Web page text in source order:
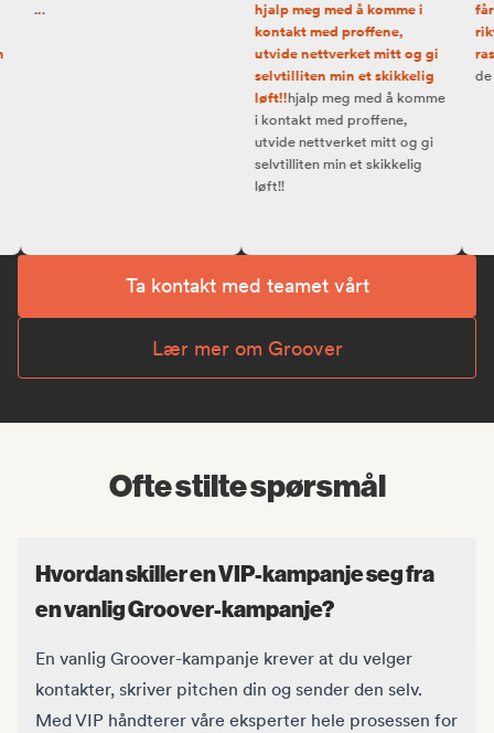
hjalp meg med å komme i
kontakt med proffene,
utvide nettverket mitt og gi
selvtilliten min et skikkelig
løft!!hjalp meg med å komme
i kontakt med proffene,
utvide nettverket mitt og gi
selvtilliten min et skikkelig
løft!!
får
de
Ta kontakt med teamet vårt
Lær mer om Groover
Ofte stilte spørsmål
Hvordan skiller en VIP-kampanje seg fra
en vanlig Groover-kampanje?
En vanlig Groover-kampanje krever at du velger
kontakter, skriver pitchen din og sender den selv.
Med VIP håndterer våre eksperter hele prosessen for